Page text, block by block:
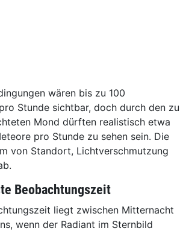
wären bis zu 100
Stunde sichtbar, doch durch den zu
Mond dürften realistisch etwa
pro Stunde zu sehen sein. Die
von Standort, Lichtverschmutzung
Beobachtungszeit
liegt zwischen Mitternacht
wenn der Radiant im Sternbild